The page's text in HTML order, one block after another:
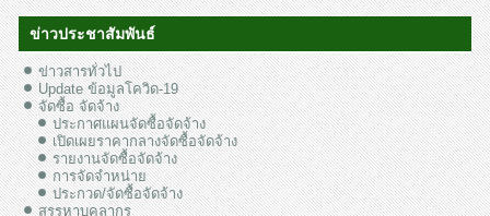
ข่าวประชาสัมพันธ์
ข่าวสารทั่วไป
Update ข้อมูลโควิด-19
จัดซื้อ จัดจ้าง
ประกาศแผนจัดซื้อจัดจ้าง
เปิดเผยราคากลางจัดซื้อจัดจ้าง
รายงานจัดซื้อจัดจ้าง
การจัดจำหน่าย
ประกวด/จัดซื้อจัดจ้าง
สรรหาบุคลากร